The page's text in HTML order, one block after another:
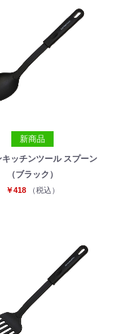
新商品
ッチンツール スプーン
（ブラック）
￥418 （税込）